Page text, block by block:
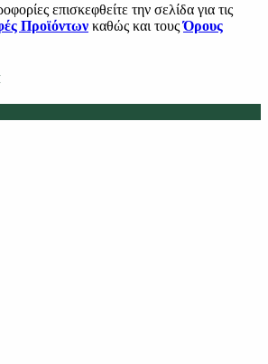
επισκεφθείτε την σελίδα για τις
Προϊόντων καθώς και τουςΌρους